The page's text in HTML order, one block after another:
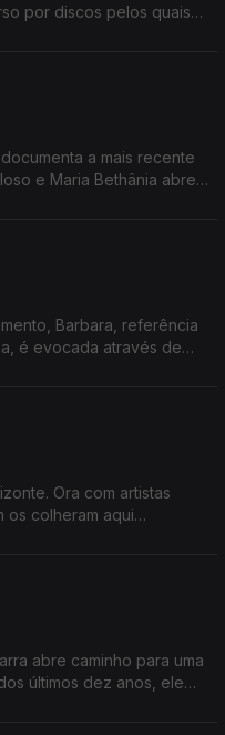
por discos pelos quais
a mais recente
e Maria Bethânia abre
Barbara, referência
é evocada através de
Ora com artistas
os colheram aqui
abre caminho para uma
últimos dez anos, ele